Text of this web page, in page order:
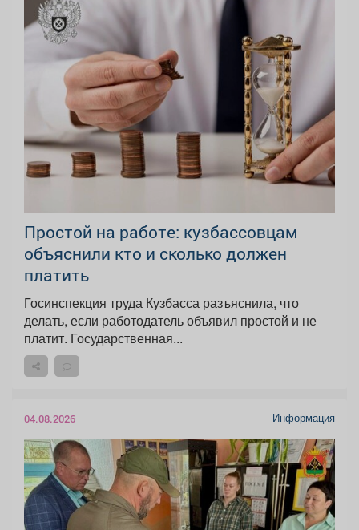
Простой на работе: кузбассовцам
объяснили кто и сколько должен
платить
Госинспекция труда Кузбасса разъяснила, что
делать, если работодатель объявил простой и не
платит. Государственная...
04.08.2026 Информация